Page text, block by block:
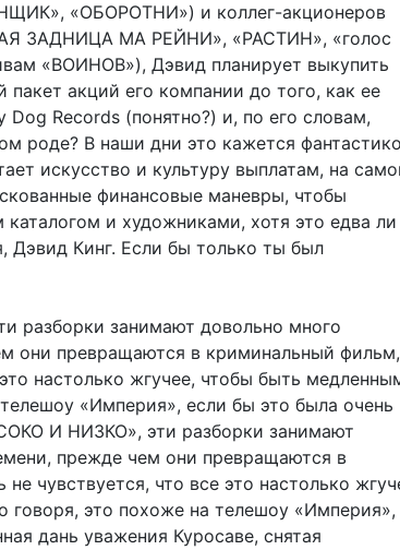
«ОБОРОТНИ») и коллег-акционеров
ЗАДНИЦА МА РЕЙНИ», «РАСТИН», «голос
«ВОИНОВ»), Дэвид планирует выкупить
акций его компании до того, как ее
Records (понятно?) и, по его словам,
роде? В наши дни это кажется
искусство и культуру выплатам, на
финансовые маневры, чтобы
и художниками, хотя это едва ли
Дэвид Кинг. Если бы только ты был
разборки занимают довольно много
они превращаются в криминальный
настолько жгучее, чтобы быть
«Империя», если бы это была очень
И НИЗКО», эти разборки занимают
прежде чем они превращаются в
чувствуется, что все это настолько
говоря, это похоже на телешоу «Империя»,
дань уважения Куросаве, снятая